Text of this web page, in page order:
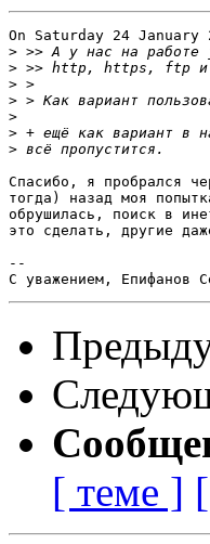
On Saturday 24 January
>
>
>
>
>
>
>
Спасибо, я пробрался
тогда) назад моя
обрушилась, поиск в
это сделать, другие
--
[ теме ]